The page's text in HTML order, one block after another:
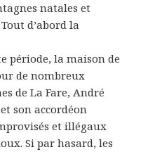
natales et
d’abord la
période, la maison de
de nombreux
de La Fare, André
son accordéon
et illégaux
Si par hasard, les